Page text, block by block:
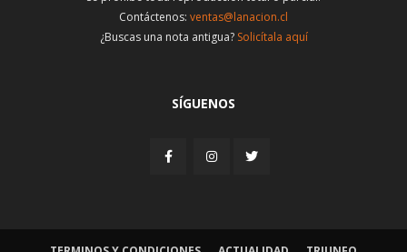
Contáctenos: ventas@lanacion.cl
¿Buscas una nota antigua? Solicítala aquí
SÍGUENOS